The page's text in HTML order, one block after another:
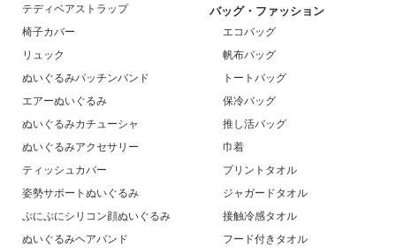
テディベアストラップ
椅子カバー
リュック
ぬいぐるみパッチンバンド
エアーぬいぐるみ
ぬいぐるみカチューシャ
ぬいぐるみアクセサリー
ティッシュカバー
姿勢サポートぬいぐるみ
ぷにぷにシリコン顔ぬいぐるみ
ぬいぐるみヘアバンド
バッグ・ファッション
エコバッグ
帆布バッグ
トートバッグ
保冷バッグ
推し活バッグ
巾着
プリントタオル
ジャガードタオル
接触冷感タオル
フード付きタオル